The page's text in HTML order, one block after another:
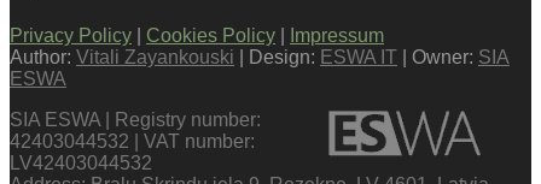
Privacy Policy Cookies Policy
Impressum
Author: Vitali Zayankouski | Design: ESWA IT | Owner: SIA
ESWA
SIA ESWA | Registry number:
42403044532 | VAT number:
LV42403044532